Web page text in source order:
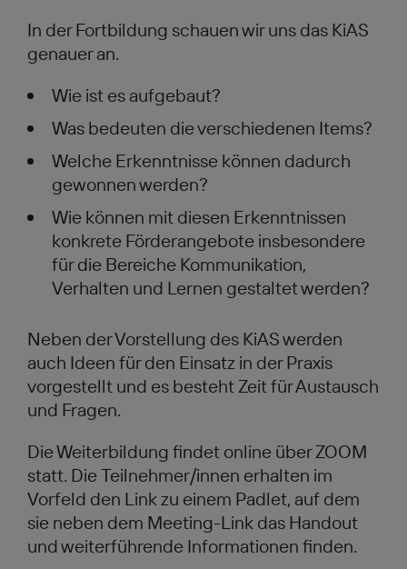
In der Fortbildung schauen wir uns das KiAS
genauer an.
Wie ist es aufgebaut?
Was bedeuten die verschiedenen Items?
Welche Erkenntnisse können dadurch
gewonnen werden?
Wie können mit diesen Erkenntnissen
konkrete Förderangebote insbesondere
für die Bereiche Kommunikation,
Verhalten und Lernen gestaltet werden?
Neben der Vorstellung des KiAS werden
auch Ideen für den Einsatz in der Praxis
vorgestellt und es besteht Zeit für Austausch
und Fragen.
Die Weiterbildung findet online über ZOOM
statt. Die Teilnehmer/innen erhalten im
Vorfeld den Link zu einem Padlet, auf dem
sie neben dem Meeting-Link das Handout
und weiterführende Informationen finden.